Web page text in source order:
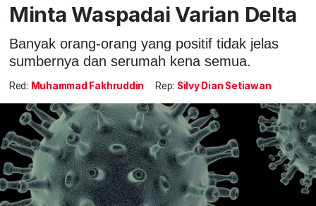
Minta Waspadai Varian Delta
Banyak orang-orang yang positif tidak jelas
sumbernya dan serumah kena semua.
Red: Muhammad Fakhruddin Rep: Silvy Dian Setiawan